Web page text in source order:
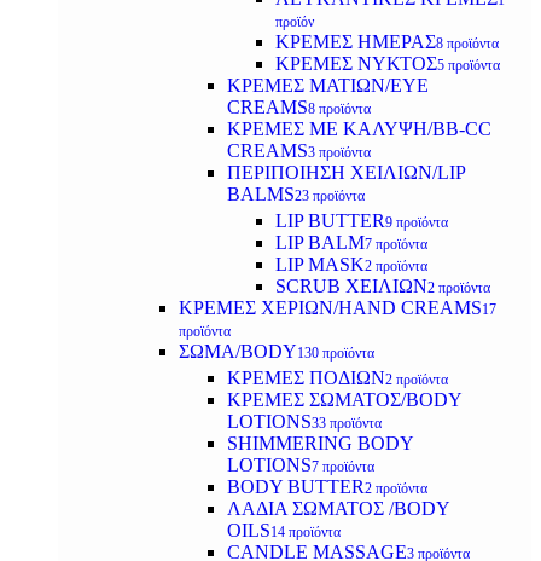
προϊόν
ΚΡΕΜΕΣ ΗΜΕΡΑΣ8 προϊόντα
ΚΡΕΜΕΣ ΝΥΚΤΟΣ5 προϊόντα
ΚΡΕΜΕΣ ΜΑΤΙΩΝ/EYE
CREAMS8 προϊόντα
ΚΡΕΜΕΣ ΜΕ ΚΑΛΥΨΗ/BB-CC
CREAMS3 προϊόντα
ΠΕΡΙΠΟΙΗΣΗ ΧΕΙΛΙΩΝ/LIP
BALMS23 προϊόντα
LIP BUTTER9 προϊόντα
LIP BALM7 προϊόντα
LIP MASK2 προϊόντα
SCRUB ΧΕΙΛΙΩΝ2 προϊόντα
ΚΡΕΜΕΣ ΧΕΡΙΩΝ/HAND CREAMS17
προϊόντα
ΣΩΜΑ/BODY130 προϊόντα
ΚΡΕΜΕΣ ΠΟΔΙΩΝ2 προϊόντα
ΚΡΕΜΕΣ ΣΩΜΑΤΟΣ/BODY
LOTIONS33 προϊόντα
SHIMMERING BODY
LOTIONS7 προϊόντα
BODY BUTTER2 προϊόντα
ΛΑΔΙΑ ΣΩΜΑΤΟΣ /BODY
OILS14 προϊόντα
CANDLE MASSAGE3 προϊόντα